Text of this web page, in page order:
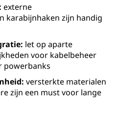
externe
karabijnhaken zijn handig
let op aparte
voor kabelbeheer
powerbanks
versterkte materialen
zijn een must voor lange